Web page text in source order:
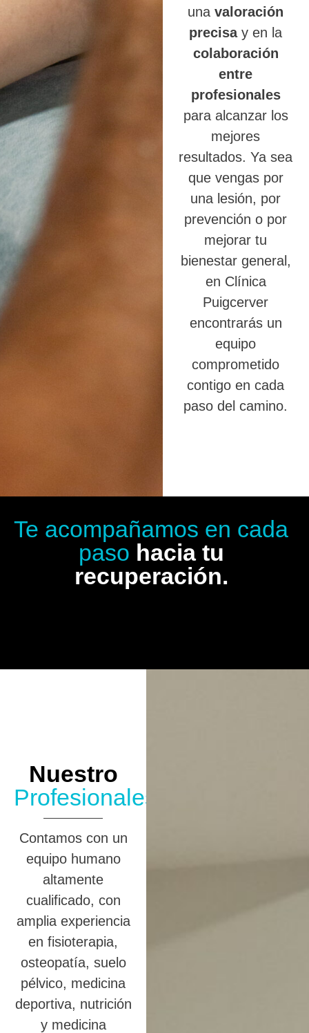
unavaloración
precisay en la
colaboración
entre
profesionales
para alcanzar los
mejores
resultados. Ya sea
que vengas por
una lesión, por
prevención o por
mejorar tu
bienestar general,
en Clínica
Puigcerver
encontrarás un
equipo
comprometido
contigo en cada
paso del camino.
Te acompañamos en cada
paso hacia tu
recuperación.
Nuestro
Profesionales
Contamos con un
equipo humano
altamente
cualificado, con
amplia experiencia
en fisioterapia,
osteopatía, suelo
pélvico, medicina
deportiva, nutrición
y medicina